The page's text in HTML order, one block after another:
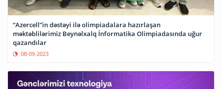
“Azercell”in dəstəyi ilə olimpiadalara hazırlaşan
məktəblilərimiz Beynəlxalq İnformatika Olimpiadasında uğur
qazandılar
08-09-2023